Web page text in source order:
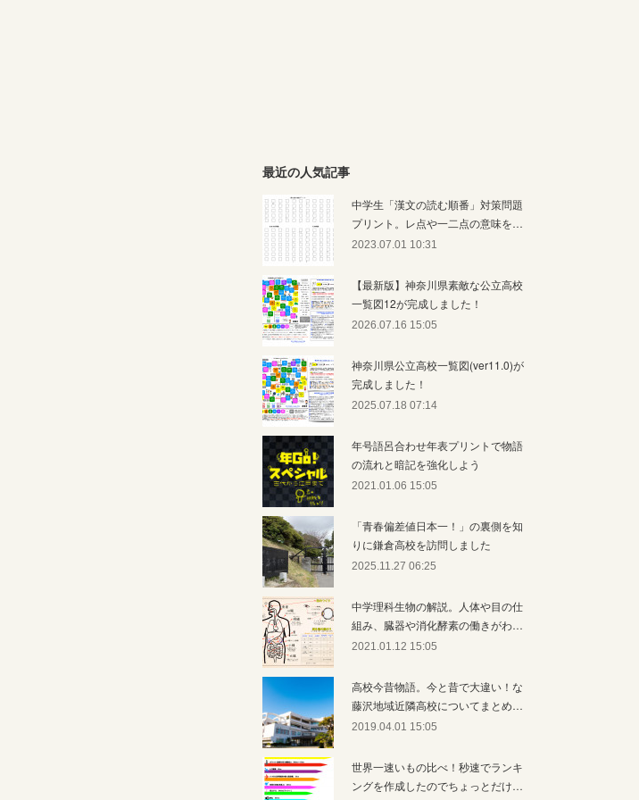
最近の人気記事
中学生「漢文の読む順番」対策問題
プリント。レ点や一二点の意味を…
2023.07.01 10:31
【最新版】神奈川県素敵な公立高校
一覧図12が完成しました！
2026.07.16 15:05
神奈川県公立高校一覧図(ver11.0)が
完成しました！
2025.07.18 07:14
年号語呂合わせ年表プリントで物語
の流れと暗記を強化しよう
2021.01.06 15:05
「青春偏差値日本一！」の裏側を知
りに鎌倉高校を訪問しました
2025.11.27 06:25
中学理科生物の解説。人体や目の仕
組み、臓器や消化酵素の働きがわ…
2021.01.12 15:05
高校今昔物語。今と昔で大違い！な
藤沢地域近隣高校についてまとめ…
2019.04.01 15:05
世界一速いもの比べ！秒速でランキ
ングを作成したのでちょっとだけ…